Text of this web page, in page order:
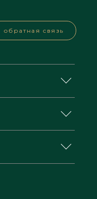
обратная связь